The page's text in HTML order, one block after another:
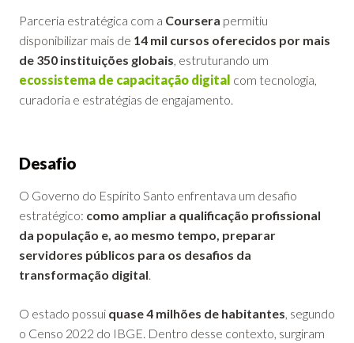
Parceria estratégica com a Coursera permitiu
disponibilizar mais de 14 mil cursos oferecidos por mais
de 350 instituições globais , estruturando um
ecossistema de capacitação digital com tecnologia,
curadoria e estratégias de engajamento.
Desafio
O Governo do Espírito Santo enfrentava um desafio
estratégico: como ampliar a qualificação profissional
da população e, ao mesmo tempo, preparar
servidores públicos para os desafios da
transformação digital
O estado possui quase 4 milhões de habitantes , segundo
o Censo 2022 do IBGE. Dentro desse contexto, surgiram